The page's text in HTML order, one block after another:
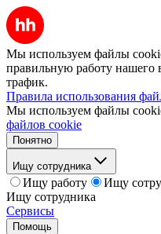
Мы используем файлы
правильную работу нашего
трафик.
Правила использования
Мы используем файлы
файлов cookie
Понятно
Ищу сотрудника
Ищу работу
Ищу
Ищу сотрудника
Сервисы
Помощь